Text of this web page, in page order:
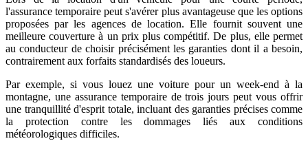
l'assurance temporaire peut s'avérer plus avantageuse que les options
proposées par les agences de location. Elle fournit souvent une
meilleure couverture à un prix plus compétitif. De plus, elle permet
au conducteur de choisir précisément les garanties dont il a besoin,
contrairement aux forfaits standardisés des loueurs.
Par exemple, si vous louez une voiture pour un week-end à la
montagne, une assurance temporaire de trois jours peut vous offrir
une tranquillité d'esprit totale, incluant des garanties précises comme
la protection contre les dommages liés aux conditions
météorologiques difficiles.